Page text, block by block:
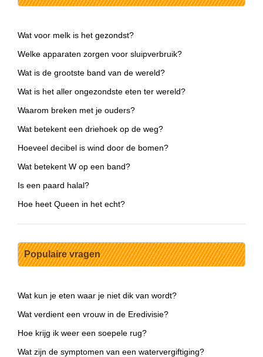
Wat voor melk is het gezondst?
Welke apparaten zorgen voor sluipverbruik?
Wat is de grootste band van de wereld?
Wat is het aller ongezondste eten ter wereld?
Waarom breken met je ouders?
Wat betekent een driehoek op de weg?
Hoeveel decibel is wind door de bomen?
Wat betekent W op een band?
Is een paard halal?
Hoe heet Queen in het echt?
Populaire vragen
Wat kun je eten waar je niet dik van wordt?
Wat verdient een vrouw in de Eredivisie?
Hoe krijg ik weer een soepele rug?
Wat zijn de symptomen van een watervergiftiging?